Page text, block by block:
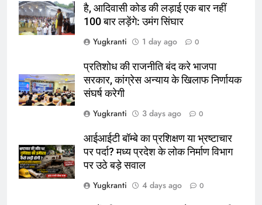
है, आदिवासी कोड की लड़ाई एक बार नहीं
100 बार लड़ेंगे: उमंग सिंघार
Yugkranti
1 day ago 0
प्रतिशोध की राजनीति बंद करे भाजपा
सरकार, कांग्रेस अन्याय के खिलाफ निर्णायक
संघर्ष करेगी
Yugkranti
3 days ago 0
आईआईटी बॉम्बे का प्रशिक्षण या भ्रष्टाचार
पर पर्दा? मध्य प्रदेश के लोक निर्माण विभाग
पर उठे बड़े सवाल
Yugkranti
4 days ago 0